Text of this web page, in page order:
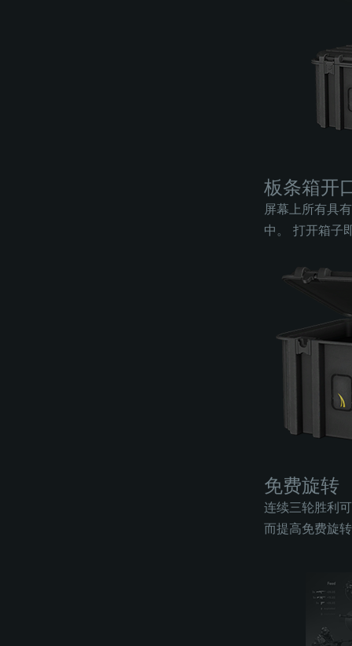
板条箱开
屏幕上所有具
中。 打开箱子
免费旋转
连续三轮胜利
而提高免费旋